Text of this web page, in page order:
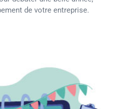
de votre entreprise.